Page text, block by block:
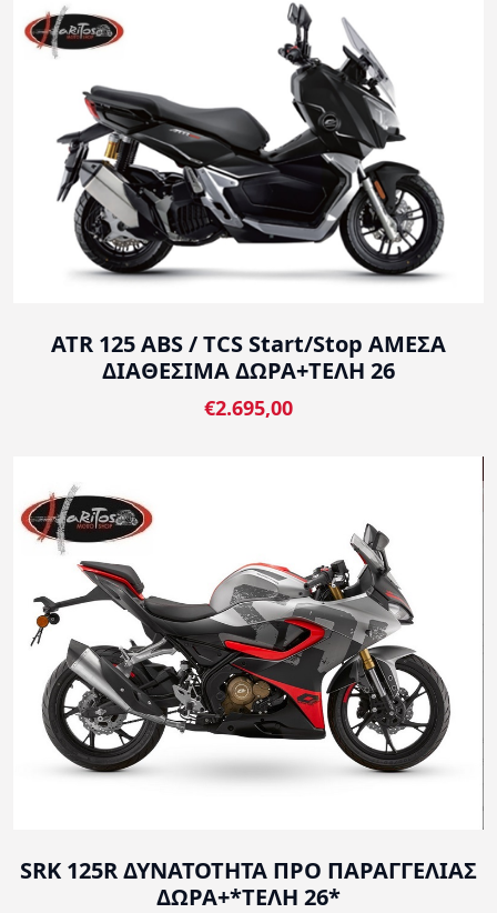
ATR 125 ABS / TCS Start/Stop ΑΜΕΣΑ
ΔΙΑΘΕΣΙΜΑ ΔΩΡΑ+ΤΕΛΗ 26
€2.695,00
SRK 125R ΔΥΝΑΤΟΤΗΤΑ ΠΡΟ ΠΑΡΑΓΓΕΛΙΑΣ
ΔΩΡΑ+*ΤΕΛΗ 26*